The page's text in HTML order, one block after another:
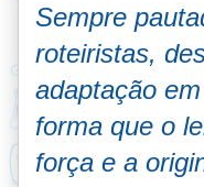
Sempre
roteiristas,
adaptação
forma que o
força e a